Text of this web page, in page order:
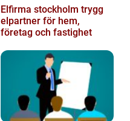
Elfirma stockholm trygg
elpartner för hem,
företag och fastighet